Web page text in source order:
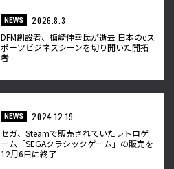
NEWS
2026.8.3
DFM創設者、梅崎伸幸氏が逝去 日本のeス
ポーツビジネスシーンを切り開いた開拓
者
NEWS
2024.12.19
セガ、Steamで販売されていたレトロゲ
ーム「SEGAクラシックゲーム」の販売を
12月6日に終了